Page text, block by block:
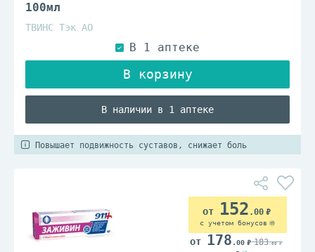
100мл
ТВИНС Тэк АО
В наличии в 1 аптеке
Повышает подвижность суставов, снижает боль
152 .00
с учетом бонусов
178 .00 183.00